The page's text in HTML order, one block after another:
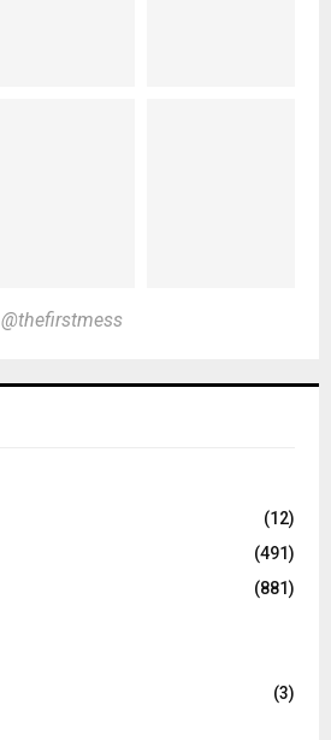
@thefirstmess
(12)
(491)
(881)
(3)